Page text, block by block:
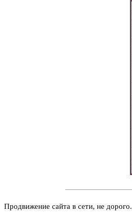
Продвижение сайта в сети, не дорого.